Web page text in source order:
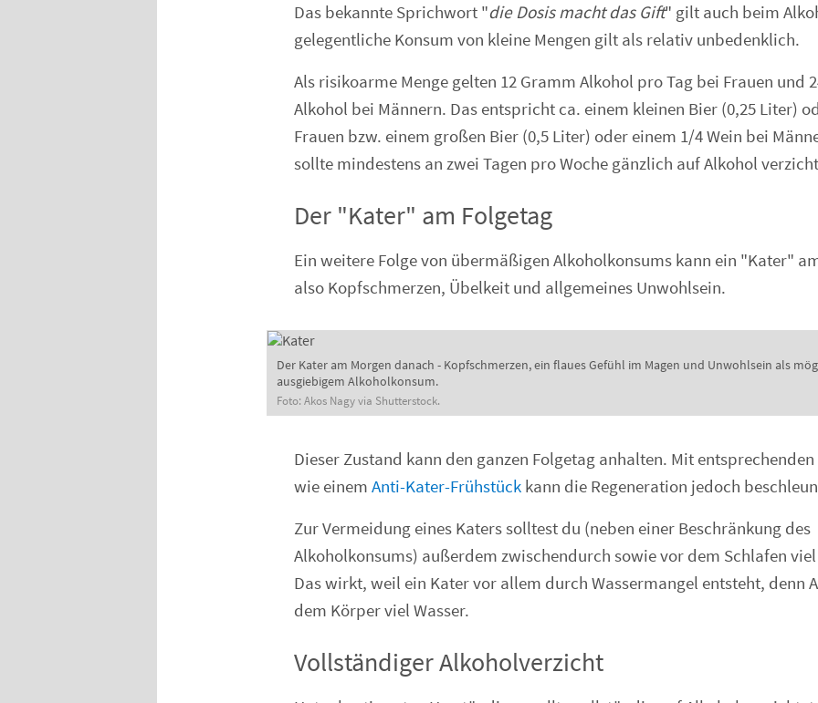
Das bekannte Sprichwort "die Dosis macht das Gift" gilt auch beim
gelegentliche Konsum von kleine Mengen gilt als relativ unbedenklich.
Als risikoarme Menge gelten 12 Gramm Alkohol pro Tag bei Frauen und
Alkohol bei Männern. Das entspricht ca. einem kleinen Bier (0,25 Liter)
Frauen bzw. einem großen Bier (0,5 Liter) oder einem 1/4 Wein bei
sollte mindestens an zwei Tagen pro Woche gänzlich auf Alkohol
Der "Kater" am Folgetag
Ein weitere Folge von übermäßigen Alkoholkonsums kann ein "Kater"
also Kopfschmerzen, Übelkeit und allgemeines Unwohlsein.
Der Kater am Morgen danach - Kopfschmerzen, ein flaues Gefühl im Magen und Unwohlsein als
ausgiebigem Alkoholkonsum.
Foto: Akos Nagy via Shutterstock.
Dieser Zustand kann den ganzen Folgetag anhalten. Mit
wie einem Anti-Kater-Frühstück kann die Regeneration jedoch
Zur Vermeidung eines Katers solltest du (neben einer Beschränkung des
Alkoholkonsums) außerdem zwischendurch sowie vor dem Schlafen
Das wirkt, weil ein Kater vor allem durch Wassermangel entsteht, denn
dem Körper viel Wasser.
Vollständiger Alkoholverzicht